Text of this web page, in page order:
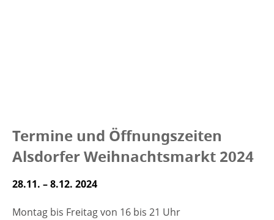
Termine und Öffnungszeiten
Alsdorfer Weihnachtsmarkt 2024
28.11. – 8.12. 2024
Montag bis Freitag von 16 bis 21 Uhr